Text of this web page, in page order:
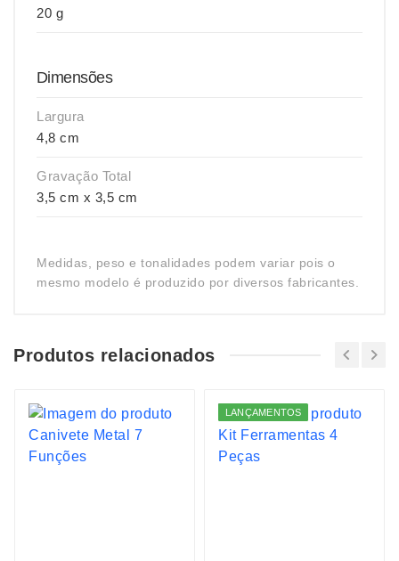
20 g
Dimensões
Largura
4,8 cm
Gravação Total
3,5 cm x 3,5 cm
Medidas, peso e tonalidades podem variar pois o
mesmo modelo é produzido por diversos fabricantes.
Produtos relacionados
LANÇAMENTOS